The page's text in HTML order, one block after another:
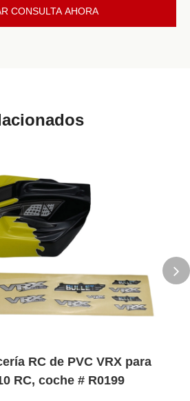
CONSULTA AHORA
RC de PVC VRX para
RC, coche # R0199